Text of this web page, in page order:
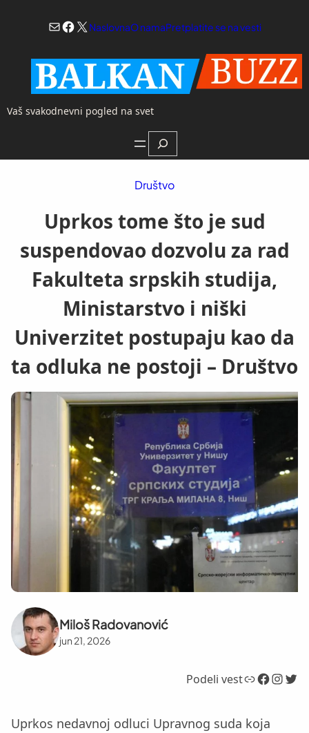
Mail
Facebook
X NaslovnaO namaPretplatite se na vesti
Vaš svakodnevni pogled na svet
Search
Društvo
Uprkos tome što je sud
suspendovao dozvolu za rad
Fakulteta srpskih studija,
Ministarstvo i niški
Univerzitet postupaju kao da
ta odluka ne postoji – Društvo
Miloš Radovanović
jun 21, 2026
Podeli vestLink Facebook InstagramTwitter
Uprkos nedavnoj odluci Upravnog suda koja